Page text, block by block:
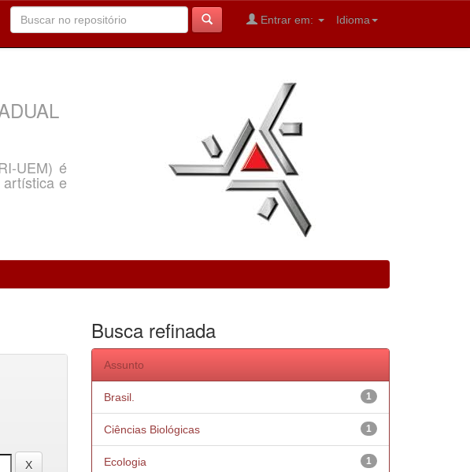
Idioma
Entrar em:
UEM) é
e
Busca refinada
Assunto
1
Brasil.
1
Ciências Biológicas
1
Ecologia